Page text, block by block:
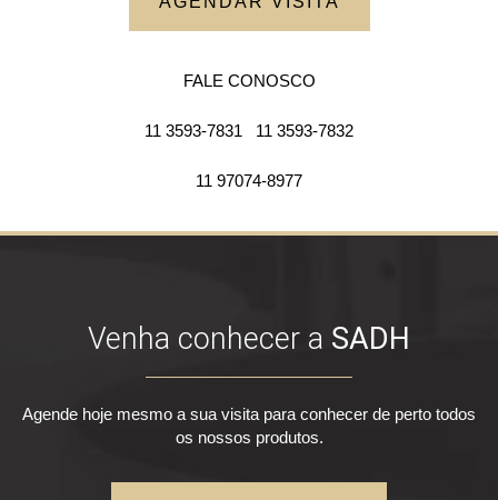
FALE CONOSCO
11 3593-7831 11 3593-7832
11 97074-8977
Venha conhecer a SADH
Agende hoje mesmo a sua visita para conhecer de perto todos
os nossos produtos.